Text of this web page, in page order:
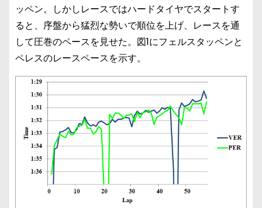
ッペン。しかしレースではハードタイヤでスタートす
ると、序盤から猛烈な勢いで順位を上げ、レースを通
して圧巻のペースを見せた。図1にフェルスタッペンと
ペレスのレースペースを示す。